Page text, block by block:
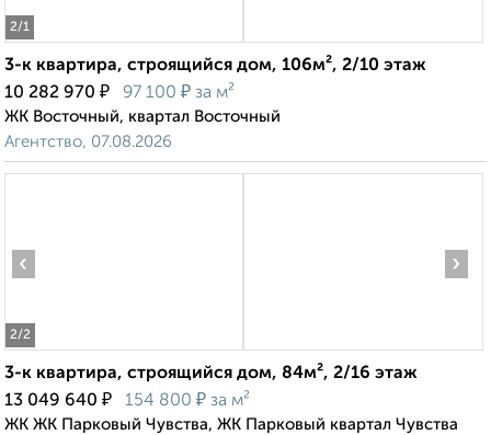
2/1
3-к квартира, строящийся дом, 106м², 2/10 этаж
10 282 970 ₽ 97 100 ₽ за м²
ЖК Восточный, квартал Восточный
Агентство, 07.08.2026
2/2
‹ ›
3-к квартира, строящийся дом, 84м², 2/16 этаж
13 049 640 ₽ 154 800 ₽ за м²
ЖК ЖК Парковый Чувства, ЖК Парковый квартал Чувства